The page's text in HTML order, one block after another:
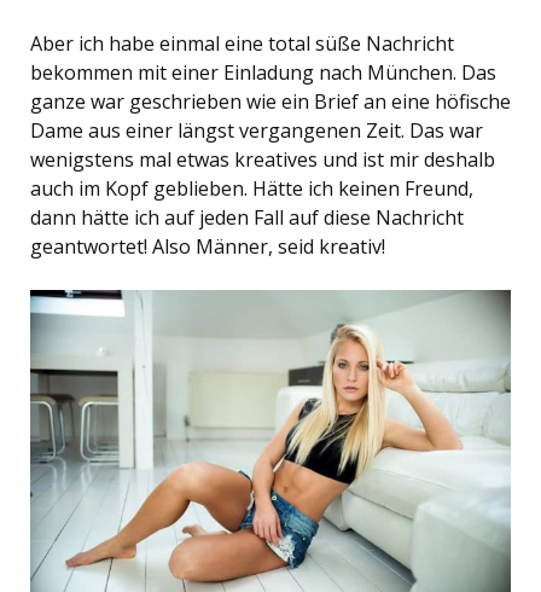
Aber ich habe einmal eine total süße Nachricht
bekommen mit einer Einladung nach München. Das
ganze war geschrieben wie ein Brief an eine höfische
Dame aus einer längst vergangenen Zeit. Das war
wenigstens mal etwas kreatives und ist mir deshalb
auch im Kopf geblieben. Hätte ich keinen Freund,
dann hätte ich auf jeden Fall auf diese Nachricht
geantwortet! Also Männer, seid kreativ!